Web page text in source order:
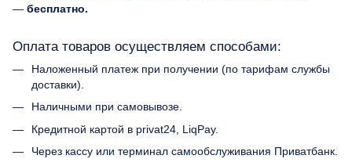
— бесплатно.
Оплата товаров осуществляем способами:
Наложенный платеж при получении (по тарифам службы
доставки).
Наличными при самовывозе.
Кредитной картой в privat24, LiqPay.
Через кассу или терминал самообслуживания Приватбанк.